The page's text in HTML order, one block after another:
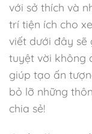
với sở thích và
trí tiện ích cho
viết dưới đây sẽ
tuyệt vời không
giúp tạo ấn
bỏ lỡ những
chia sẻ!